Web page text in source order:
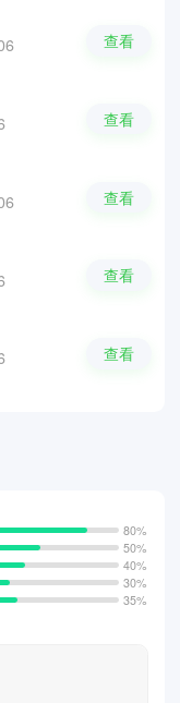
查看
查看
查看
查看
查看
80%
50%
40%
30%
35%